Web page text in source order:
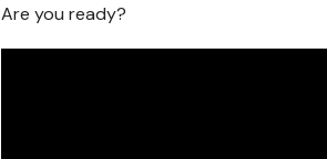
Are you ready?